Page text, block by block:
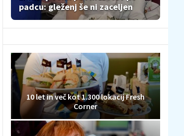
padcu: gleženj še ni zaceljen
10 let in več kot 1.300 lokacij Fresh
Corner